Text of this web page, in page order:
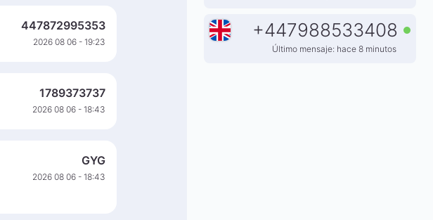
447872995353
2026 08 06 - 19:23
1789373737
2026 08 06 - 18:43
GYG
2026 08 06 - 18:43
+447988533408
Último mensaje: hace 8 minutos